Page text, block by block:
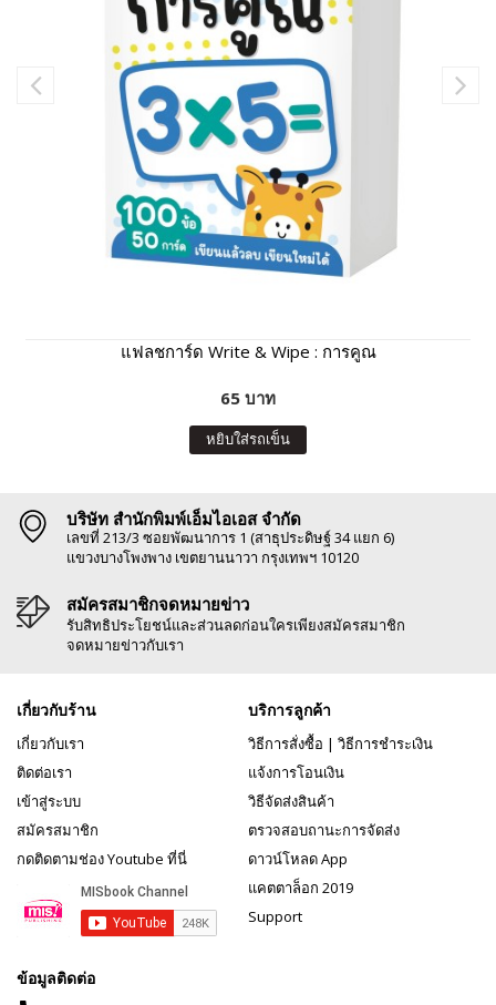
แฟลชการ์ด Write & Wipe : การคูณ
65 บาท
หยิบใส่รถเข็น
บริษัท สำนักพิมพ์เอ็มไอเอส จำกัด
เลขที่ 213/3 ซอยพัฒนาการ 1 (สาธุประดิษฐ์ 34 แยก 6)
แขวงบางโพงพาง เขตยานนาวา กรุงเทพฯ 10120
สมัครสมาชิกจดหมายข่าว
รับสิทธิประโยชน์และส่วนลดก่อนใครเพียงสมัครสมาชิก
จดหมายข่าวกับเรา
เกี่ยวกับร้าน
เกี่ยวกับเรา
ติดต่อเรา
เข้าสู่ระบบ
สมัครสมาชิก
กดติดตามช่อง Youtube ที่นี่
บริการลูกค้า
วิธีการสั่งซื้อ | วิธีการชำระเงิน
แจ้งการโอนเงิน
วิธีจัดส่งสินค้า
ตรวจสอบถานะการจัดส่ง
ดาวน์โหลด App
แคตตาล็อก 2019
Support
ข้อมูลติดต่อ